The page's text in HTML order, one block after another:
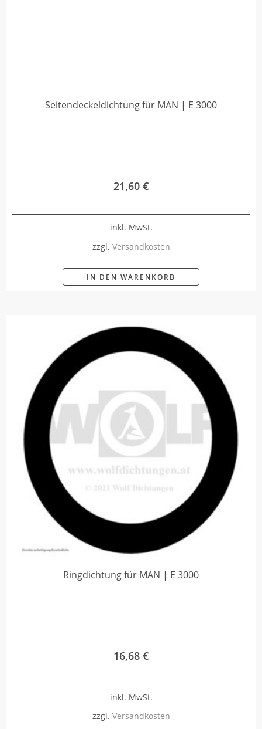
Seitendeckeldichtung für MAN | E 3000
21,60 €
inkl. MwSt.
zzgl. Versandkosten
IN DEN WARENKORB
Ringdichtung für MAN | E 3000
16,68 €
inkl. MwSt.
zzgl. Versandkosten